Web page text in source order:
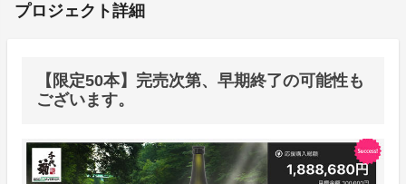
プロジェクト詳細
【限定50本】完売次第、早期終了の可能性も
ございます。